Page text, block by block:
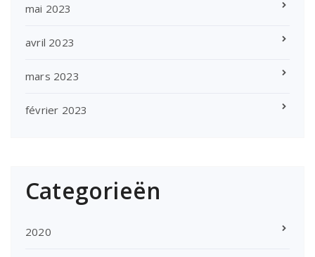
mai 2023
avril 2023
mars 2023
février 2023
Categorieën
2020